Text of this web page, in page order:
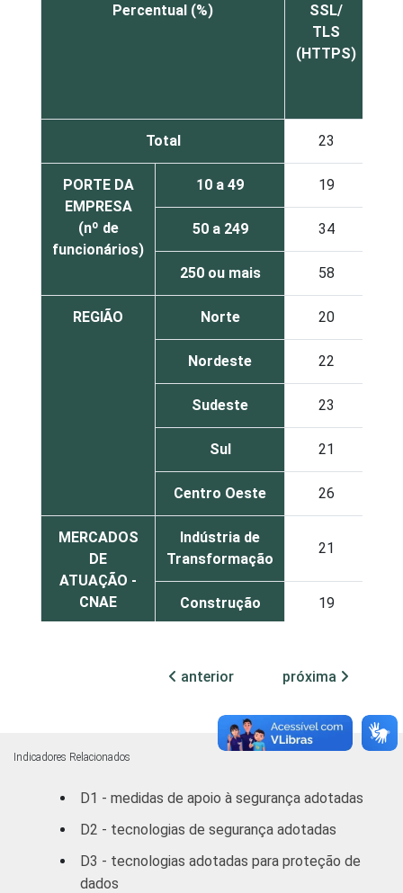
Percentual (%)
SSL/
TLS
(HTTPS)
Total 23
PORTE DA
EMPRESA
(nº de
funcionários)
10 a 49 19
50 a 249 34
250 ou mais 58
REGIÃO Norte 20
Nordeste 22
Sudeste 23
Sul 21
Centro Oeste 26
MERCADOS
DE
ATUAÇÃO -
CNAE
Indústria de
Transformação
21
Construção 19
reparação de
automotores,
objetos
pessoais e
19
Alojamento e
Alimentação
28
anterior próxima
Indicadores Relacionados
D1 - medidas de apoio à segurança adotadas
D2 - tecnologias de segurança adotadas
D3 - tecnologias adotadas para proteção de
dados